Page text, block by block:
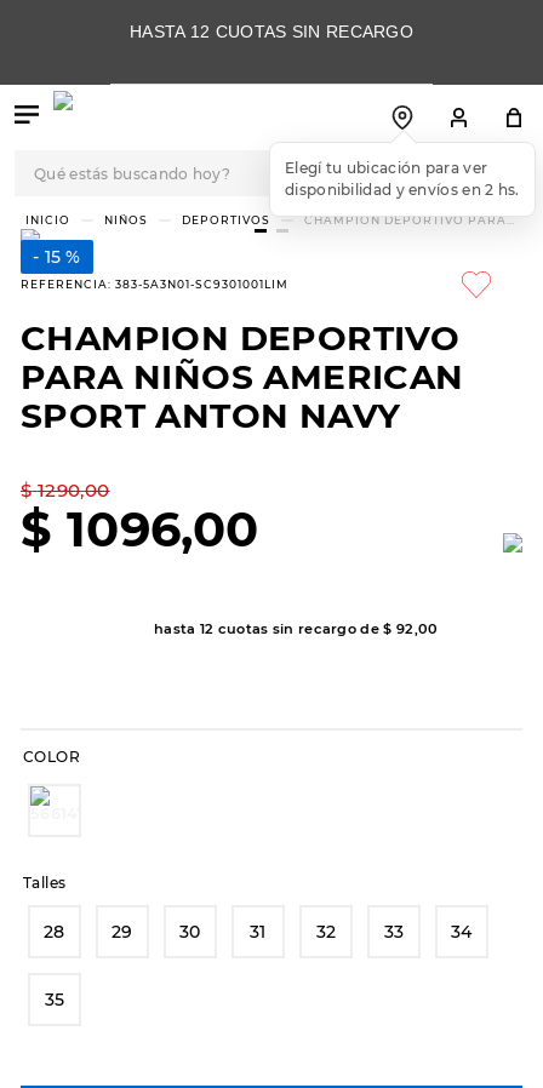
HASTA 12 CUOTAS SIN RECARGO
Elegí tu ubicación para ver
disponibilidad y envíos en 2 hs.
NIÑOS DEPORTIVOS
CHAMPION DEPORTIVO PARA
15 %
REFERENCIA: 383-5A3N01-SC9301001LIM
CHAMPION DEPORTIVO
PARA NIÑOS AMERICAN
SPORT ANTON NAVY
$ 1290,00
$ 1096,00
hasta 12 cuotas sin recargo de$ 92,00
COLOR
Talles
28 29 30 31 32 33 34
35
TÉRMINOS MÁS
BUSCADOS
1
.
skechers slip-ins
4
championes